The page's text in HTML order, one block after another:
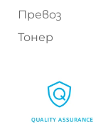
Превоз
Тонер